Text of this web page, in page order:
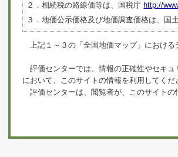
２．相続税の路線価等は、国税庁 http://
３．地価公示価格及び地価調査価格は、国
上記１～３の「全国地価マップ」における
評価センターでは、情報の正確性やセキュ
において、このサイトの情報を利用してくだ
評価センターは、閲覧者が、このサイトの